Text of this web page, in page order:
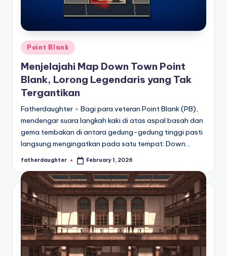
Posted
in
Point Blank
Menjelajahi Map Down Town Point
Blank, Lorong Legendaris yang Tak
Tergantikan
Fatherdaughter - Bagi para veteran Point Blank (PB),
mendengar suara langkah kaki di atas aspal basah dan
gema tembakan di antara gedung-gedung tinggi pasti
langsung mengingatkan pada satu tempat: Down…
Posted
fatherdaughter February 1, 2026